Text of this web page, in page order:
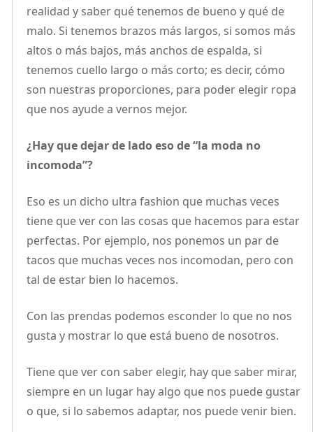
realidad y saber qué tenemos de bueno y qué de
malo. Si tenemos brazos más largos, si somos más
altos o más bajos, más anchos de espalda, si
tenemos cuello largo o más corto; es decir, cómo
son nuestras proporciones, para poder elegir ropa
que nos ayude a vernos mejor.
¿Hay que dejar de lado eso de “la moda no
incomoda”?
Eso es un dicho ultra fashion que muchas veces
tiene que ver con las cosas que hacemos para estar
perfectas. Por ejemplo, nos ponemos un par de
tacos que muchas veces nos incomodan, pero con
tal de estar bien lo hacemos.
Con las prendas podemos esconder lo que no nos
gusta y mostrar lo que está bueno de nosotros.
Tiene que ver con saber elegir, hay que saber mirar,
siempre en un lugar hay algo que nos puede gustar
o que, si lo sabemos adaptar, nos puede venir bien.